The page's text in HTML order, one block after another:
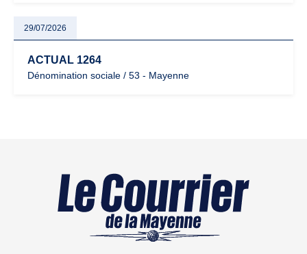
29/07/2026
ACTUAL 1264
Dénomination sociale / 53 - Mayenne